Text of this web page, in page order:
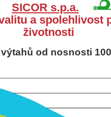
SICOR s.p.a.
a spolehlivost
životnosti
od nosnosti